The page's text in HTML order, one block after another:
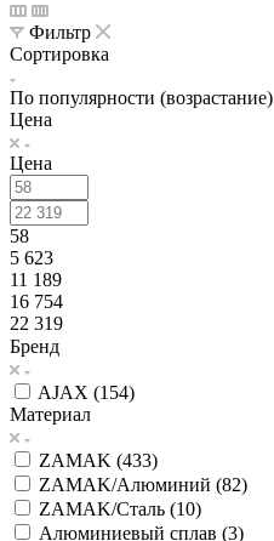
Фильтр
Сортировка
По популярности (возрастание)
Цена
Цена
58
5 623
11 189
16 754
22 319
Бренд
AJAX (154)
Материал
ZAMAK (433)
ZAMAK/Алюминий (82)
ZAMAK/Сталь (10)
Алюминиевый сплав (3)